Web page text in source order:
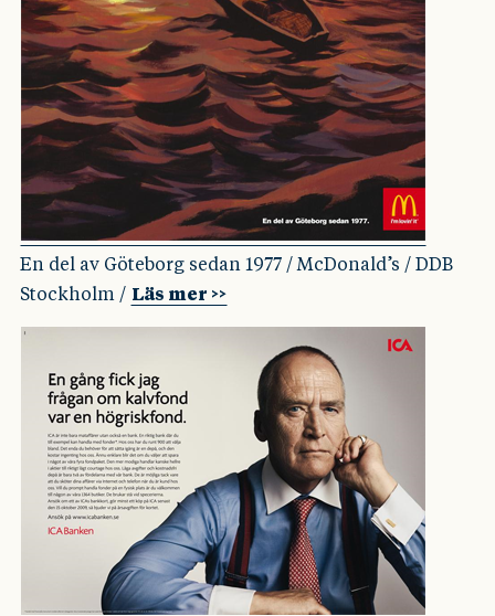
En del av Göteborg sedan 1977 / McDonald’s / DDB
Stockholm / Läs mer >>